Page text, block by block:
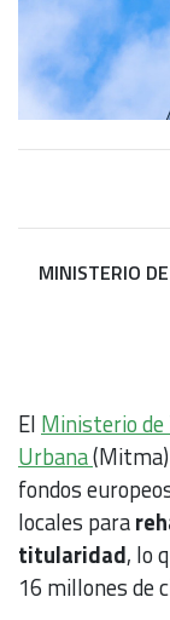
MINISTERIO
El Ministerio de
Urbana(Mitma)
fondos
locales para
titularidad, lo
16 millones de